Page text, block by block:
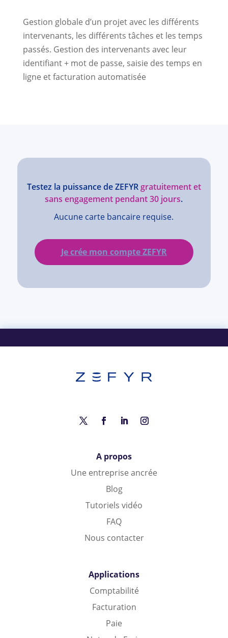
Gestion globale d’un projet avec les différents
intervenants, les différents tâches et les temps
passés. Gestion des intervenants avec leur
identifiant + mot de passe, saisie des temps en
ligne et facturation automatisée
Testez la puissance de ZEFYR gratuitement et
sans engagement pendant 30 jours.
Aucune carte bancaire requise.
Je crée mon compte ZEFYR
A propos
Une entreprise ancrée
Blog
Tutoriels vidéo
FAQ
Nous contacter
Applications
Comptabilité
Facturation
Paie